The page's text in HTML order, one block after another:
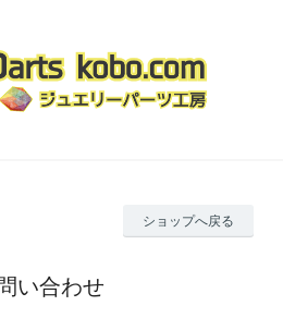
ショップへ戻る
い合わせ